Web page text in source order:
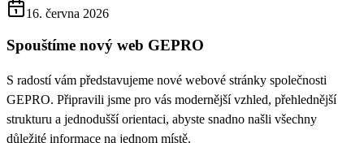
16. června 2026
Spouštíme nový web GEPRO
S radostí vám představujeme nové webové stránky společnosti
GEPRO. Připravili jsme pro vás modernější vzhled, přehlednější
strukturu a jednodušší orientaci, abyste snadno našli všechny
důležité informace na jednom místě.